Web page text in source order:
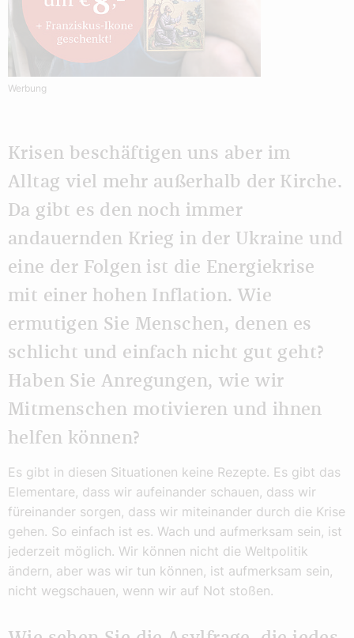
Werbung
Krisen beschäftigen uns aber im
Alltag viel mehr außerhalb der Kirche.
Da gibt es den noch immer
andauernden Krieg in der Ukraine und
eine der Folgen ist die Energiekrise
mit einer hohen Inflation. Wie
ermutigen Sie Menschen, denen es
schlicht und einfach nicht gut geht?
Haben Sie Anregungen, wie wir
Mitmenschen motivieren und ihnen
helfen können?
Es gibt in diesen Situationen keine Rezepte. Es gibt das
Elementare, dass wir aufeinander schauen, dass wir
füreinander sorgen, dass wir miteinander durch die Krise
gehen. So einfach ist es. Wach und aufmerksam sein, ist
jederzeit möglich. Wir können nicht die Weltpolitik
ändern, aber was wir tun können, ist aufmerksam sein,
nicht wegschauen, wenn wir auf Not stoßen.